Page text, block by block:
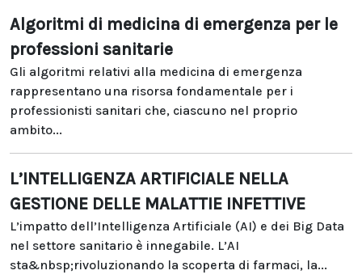
Algoritmi di medicina di emergenza per le
professioni sanitarie
Gli algoritmi relativi alla medicina di emergenza
rappresentano una risorsa fondamentale per i
professionisti sanitari che, ciascuno nel proprio
ambito...
L’INTELLIGENZA ARTIFICIALE NELLA
GESTIONE DELLE MALATTIE INFETTIVE
L’impatto dell’Intelligenza Artificiale (AI) e dei Big Data
nel settore sanitario è innegabile. L’AI
sta&nbsp;rivoluzionando la scoperta di farmaci, la...